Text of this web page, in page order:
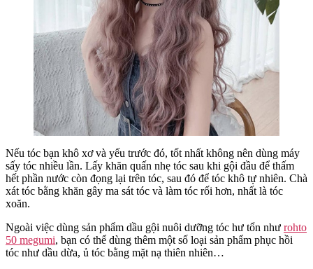
Nếu tóc bạn khô xơ và yếu trước đó, tốt nhất không nên dùng máy
sấy tóc nhiều lần. Lấy khăn quấn nhẹ tóc sau khi gội đầu để thấm
hết phần nước còn đọng lại trên tóc, sau đó để tóc khô tự nhiên. Chà
xát tóc bằng khăn gây ma sát tóc và làm tóc rối hơn, nhất là tóc
xoăn.
Ngoài việc dùng sản phẩm dầu gội nuôi dưỡng tóc hư tổn như rohto
50 megumi, bạn có thể dùng thêm một số loại sản phẩm phục hồi
tóc như dầu dừa, ủ tóc bằng mặt nạ thiên nhiên…